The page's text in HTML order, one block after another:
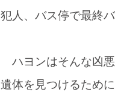
犯人、バス停で最終
ハヨンはそんな凶
遺体を見つけるため